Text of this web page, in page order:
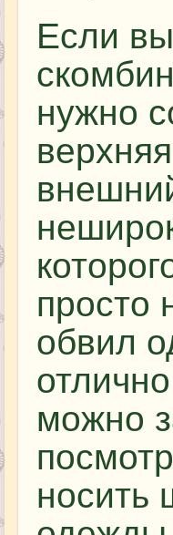
Если
нужно
просто
обвил
можно
носить